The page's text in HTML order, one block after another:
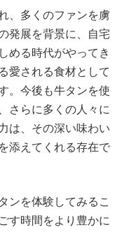
、多くのファンを虜
発展を背景に、自宅
める時代がやってき
愛される食材として
。今後も牛タンを使
さらに多くの人々に
は、その深い味わい
添えてくれる存在で
ンを体験してみるこ
す時間をより豊かに